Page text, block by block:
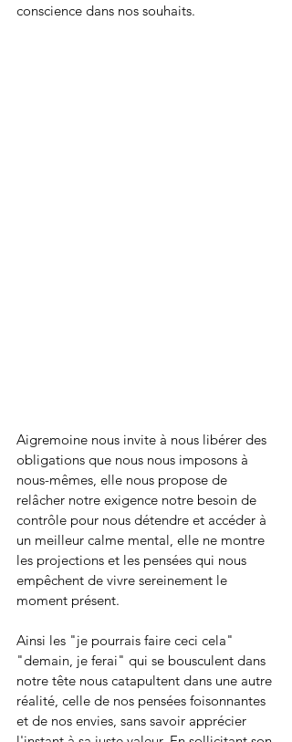
conscience dans nos souhaits.
Aigremoine nous invite à nous libérer des
obligations que nous nous imposons à
nous-mêmes, elle nous propose de
relâcher notre exigence notre besoin de
contrôle pour nous détendre et accéder à
un meilleur calme mental, elle ne montre
les projections et les pensées qui nous
empêchent de vivre sereinement le
moment présent.
Ainsi les "je pourrais faire ceci cela"
"demain, je ferai" qui se bousculent dans
notre tête nous catapultent dans une autre
réalité, celle de nos pensées foisonnantes
et de nos envies, sans savoir apprécier